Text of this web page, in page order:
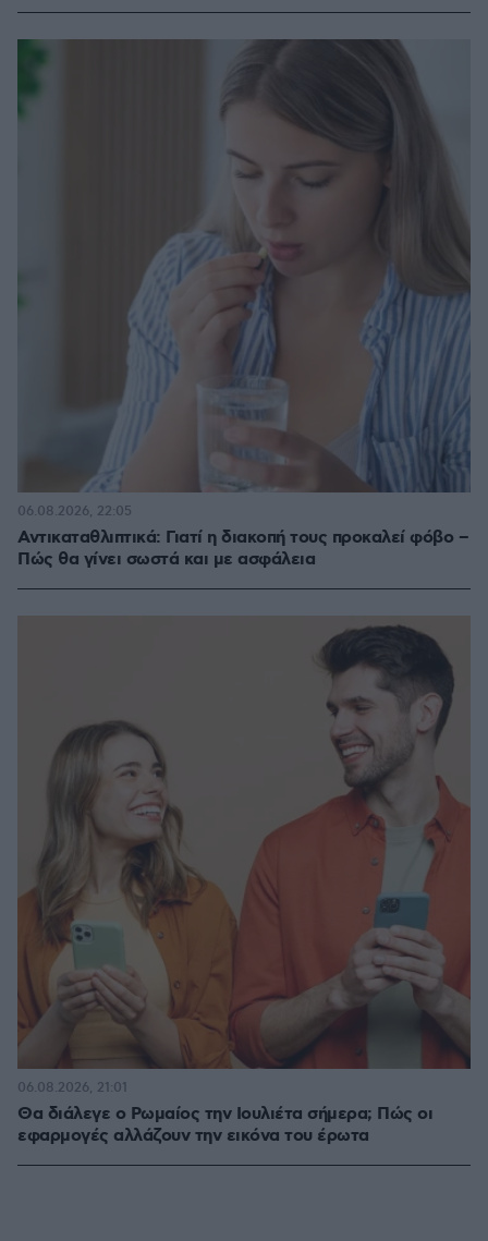
Αντικαταθλιπτικά: Γιατί η διακοπή τους προκαλεί φόβο –
Πώς θα γίνει σωστά και με ασφάλεια
06.08.2026, 22:05
Θα διάλεγε ο Ρωμαίος την Ιουλιέτα σήμερα; Πώς οι
εφαρμογές αλλάζουν την εικόνα του έρωτα
06.08.2026, 21:01